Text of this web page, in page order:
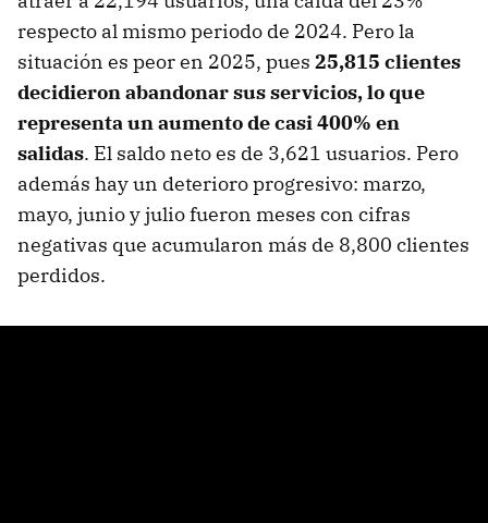
respecto al mismo periodo de 2024. Pero la
situación es peor en 2025, pues 25,815 clientes
decidieron abandonar sus servicios, lo que
representa un aumento de casi 400% en
salidas. El saldo neto es de 3,621 usuarios. Pero
además hay un deterioro progresivo: marzo,
mayo, junio y julio fueron meses con cifras
negativas que acumularon más de 8,800 clientes
perdidos.